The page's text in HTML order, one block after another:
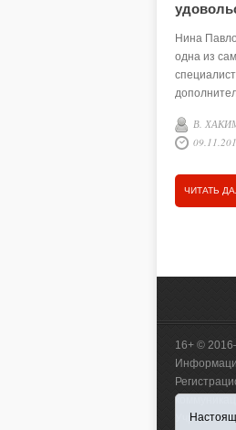
Нина
одна из
Сбербанка
работать в
В.
ЧИТАТЬ
16+ ©